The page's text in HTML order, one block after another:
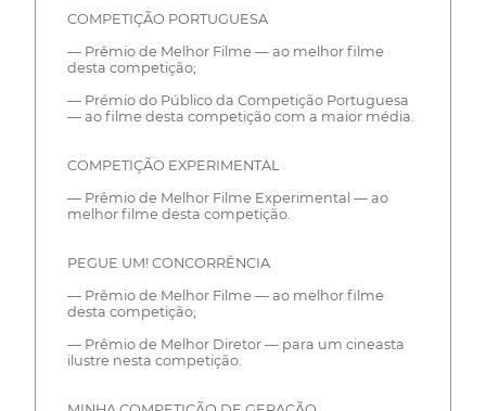
COMPETIÇÃO PORTUGUESA
— Prêmio de Melhor Filme — ao melhor filme
desta competição;
— Prémio do Público da Competição Portuguesa
— ao filme desta competição com a maior média.
COMPETIÇÃO EXPERIMENTAL
— Prêmio de Melhor Filme Experimental — ao
melhor filme desta competição.
PEGUE UM! CONCORRÊNCIA
— Prêmio de Melhor Filme — ao melhor filme
desta competição;
— Prêmio de Melhor Diretor — para um cineasta
ilustre nesta competição.